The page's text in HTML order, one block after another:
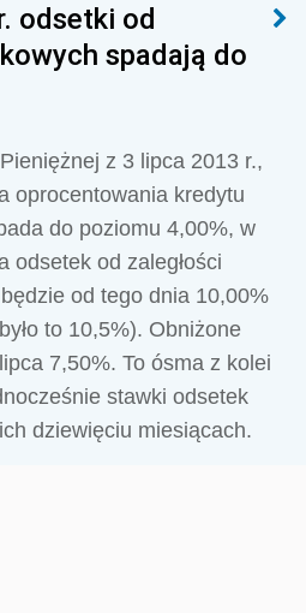
odsetki od
spadają do
z 3 lipca 2013 r.,
oprocentowania kredytu
do poziomu 4,00%, w
odsetek od zaległości
od tego dnia 10,00%
to 10,5%). Obniżone
7,50%. To ósma z kolei
stawki odsetek
dziewięciu miesiącach.